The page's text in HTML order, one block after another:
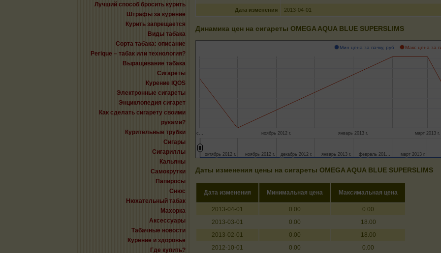
Лучший способ бросить курить
Штрафы за курение
Курить запрещается
Виды табака
Сорта табака: описание
Perique – табак или технология?
Выращивание табака
Сигареты
Курение IQOS
Электронные сигареты
Энциклопедия сигарет
Как сделать сигарету своими
руками?
Курительные трубки
Сигары
Сигариллы
Кальяны
Самокрутки
Папиросы
Снюс
Нюхательный табак
Махорка
Аксессуары
Табачные новости
Курение и здоровье
Где купить?
Дата изменения 2013-04-01
Динамика цен на сигареты OMEGA AQUA BLUE SUPERSLIMS
Мин цена за пачку, руб. Макс цена за
с… ноябрь 2012 г. январь 2013 г. март 2013 г.
октябрь 2012 г.
октябрь 2012 г. ноябрь 2012 г.
ноябрь 2012 г. декабрь 2012 г.
декабрь 2012 г. январь 2013 г.
январь 2013 г. февраль 201…
февраль 201… март 2013 г.
март 2013 г.
Даты изменения цены на сигареты OMEGA AQUA BLUE SUPERSLIMS
Дата изменения Минимальная цена Максимальная цена
2013-04-01 0.00
0.00
2013-03-01
0.00
18.00
2013-02-01
0.00
18.00
2012-10-01
0.00
0.00